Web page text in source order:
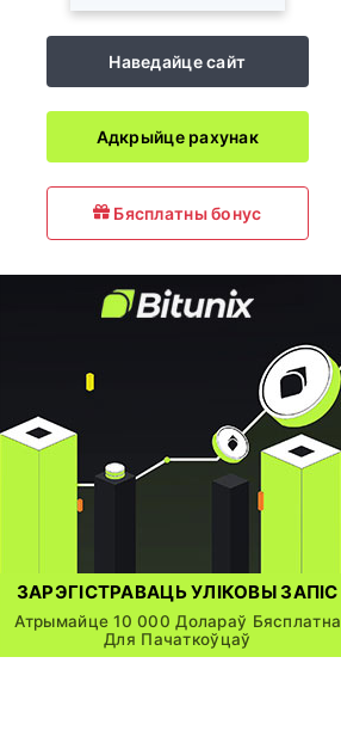
Наведайце сайт
Адкрыйце рахунак
Бясплатны бонус
ЗАРЭГІСТРАВАЦЬ УЛІКОВЫ ЗАПІС
Атрымайце 10 000 Долараў Бясплатна
Для Пачаткоўцаў